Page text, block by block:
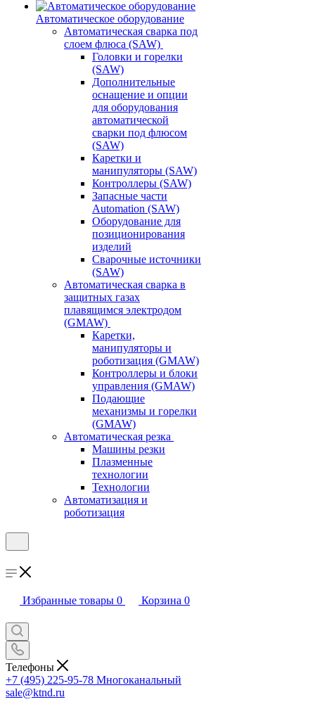
Автоматическое оборудование
Автоматическая сварка под
слоем флюса (SAW)
Головки и горелки
(SAW)
Дополнительные
оснащение и опции
для оборудования
автоматической
сварки под флюсом
(SAW)
Каретки и
манипуляторы (SAW)
Контроллеры (SAW)
Запасные части
Automation (SAW)
Оборудование для
позиционирования
изделий
Сварочные источники
(SAW)
Автоматическая сварка в
защитных газах
плавящимся электродом
(GMAW)
Каретки,
манипуляторы и
роботизация (GMAW)
Контроллеры и блоки
управления (GMAW)
Подающие
механизмы и горелки
(GMAW)
Автоматическая резка
Машины резки
Плазменные
технологии
Технологии
Автоматизация и
роботизация
Избранные товары 0 Корзина 0
Телефоны
+7 (495) 225-95-78 Многоканальный
sale@ktnd.ru